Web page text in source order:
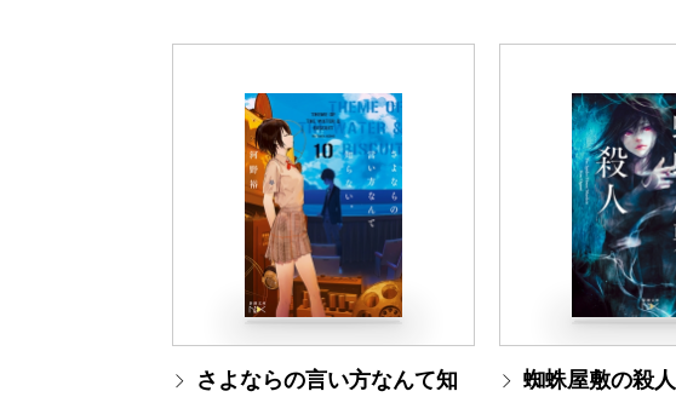
さよならの言い方なんて知
蜘蛛屋敷の殺人